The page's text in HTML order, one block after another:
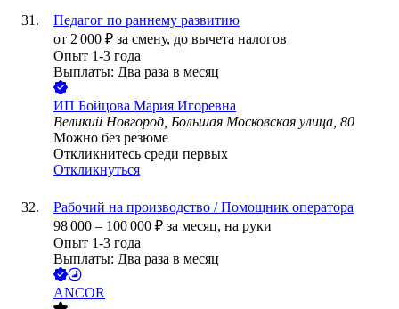
Педагог по раннему развитию
от 2 000 ₽ за смену, до вычета налогов
Опыт 1-3 года
Выплаты: Два раза в месяц
ИП Бойцова Мария Игоревна
Великий Новгород, Большая Московская улица, 80
Можно без резюме
Откликнитесь среди первых
Откликнуться
Рабочий на производство / Помощник оператора
98 000 – 100 000 ₽ за месяц, на руки
Опыт 1-3 года
Выплаты: Два раза в месяц
ANCOR